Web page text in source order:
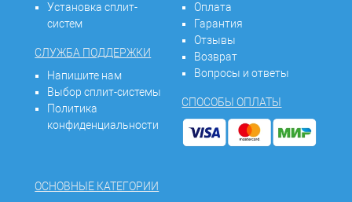
Установка сплит-
систем
СЛУЖБА ПОДДЕРЖКИ
Напишите нам
Выбор сплит-системы
Политика
конфиденциальности
Оплата
Гарантия
Отзывы
Возврат
Вопросы и ответы
СПОСОБЫ ОПЛАТЫ
ОСНОВНЫЕ КАТЕГОРИИ